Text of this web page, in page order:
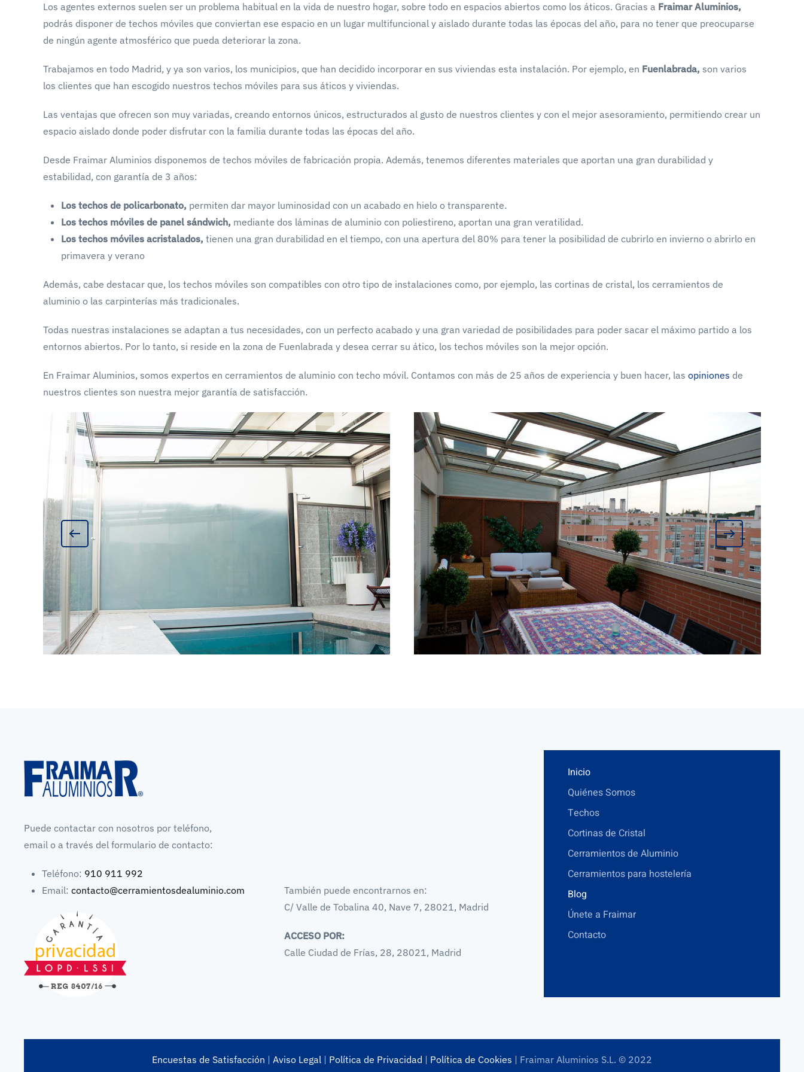
Los agentes externos suelen ser un problema habitual en la vida de nuestro hogar, sobre todo en espacios abiertos como los áticos. Gracias a Fraimar Aluminios,
podrás disponer de techos móviles que conviertan ese espacio en un lugar multifuncional y aislado durante todas las épocas del año, para no tener que preocuparse
de ningún agente atmosférico que pueda deteriorar la zona.
Trabajamos en todo Madrid, y ya son varios, los municipios, que han decidido incorporar en sus viviendas esta instalación. Por ejemplo, en Fuenlabrada, son varios
los clientes que han escogido nuestros techos móviles para sus áticos y viviendas.
Las ventajas que ofrecen son muy variadas, creando entornos únicos, estructurados al gusto de nuestros clientes y con el mejor asesoramiento, permitiendo crear un
espacio aislado donde poder disfrutar con la familia durante todas las épocas del año.
Desde Fraimar Aluminios disponemos de techos móviles de fabricación propia. Además, tenemos diferentes materiales que aportan una gran durabilidad y
estabilidad, con garantía de 3 años:
Los techos de policarbonato, permiten dar mayor luminosidad con un acabado en hielo o transparente.
Los techos móviles de panel sándwich, mediante dos láminas de aluminio con poliestireno, aportan una gran veratilidad.
Los techos móviles acristalados, tienen una gran durabilidad en el tiempo, con una apertura del 80% para tener la posibilidad de cubrirlo en invierno o abrirlo en
primavera y verano
Además, cabe destacar que, los techos móviles son compatibles con otro tipo de instalaciones como, por ejemplo, las cortinas de cristal, los cerramientos de
aluminio o las carpinterías más tradicionales.
Todas nuestras instalaciones se adaptan a tus necesidades, con un perfecto acabado y una gran variedad de posibilidades para poder sacar el máximo partido a los
entornos abiertos. Por lo tanto, si reside en la zona de Fuenlabrada y desea cerrar su ático, los techos móviles son la mejor opción.
En Fraimar Aluminios, somos expertos en cerramientos de aluminio con techo móvil. Contamos con más de 25 años de experiencia y buen hacer, las opiniones de
nuestros clientes son nuestra mejor garantía de satisfacción.
Puede contactar con nosotros por teléfono,
email o a través del formulario de contacto:
Teléfono: 910 911 992
Email: contacto@cerramientosdealuminio.com
También puede encontrarnos en:
C/ Valle de Tobalina 40, Nave 7, 28021, Madrid
ACCESO POR:
Calle Ciudad de Frías, 28, 28021, Madrid
Inicio
Quiénes Somos
Techos
Cortinas de Cristal
Cerramientos de Aluminio
Cerramientos para hostelería
Blog
Únete a Fraimar
Contacto
Encuestas de Satisfacción | Aviso Legal | Política de Privacidad | Política de Cookies | Fraimar Aluminios S.L. © 2022